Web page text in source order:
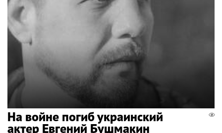
На войне погиб украинский
актер Евгений Бушмакин